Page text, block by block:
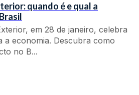
quando é e qual a
em 28 de janeiro, celebra
a economia. Descubra como
no B...